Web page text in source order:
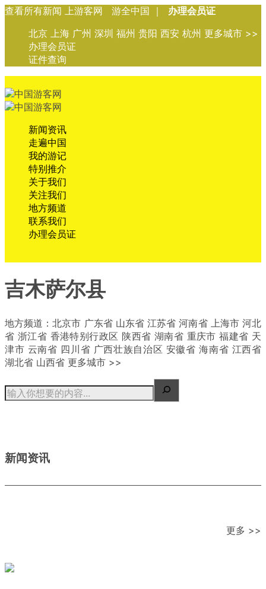
查看所有新闻 上游客网 游全中国 ｜
办理会员证
北京 上海 广州 深圳 福州 贵阳 西安 杭州 更多城市 >>
办理会员证
证件查询
新闻资讯
走遍中国
我的游记
特别推介
关于我们
关注我们
地方频道
联系我们
办理会员证
吉木萨尔县
地方频道：北京市 广东省 山东省 江苏省 河南省 上海市 河北
省 浙江省 香港特别行政区 陕西省 湖南省 重庆市 福建省 天
津市 云南省 四川省 广西壮族自治区 安徽省 海南省 江西省
湖北省 山西省 更多城市 >>
新闻资讯
更多 >>